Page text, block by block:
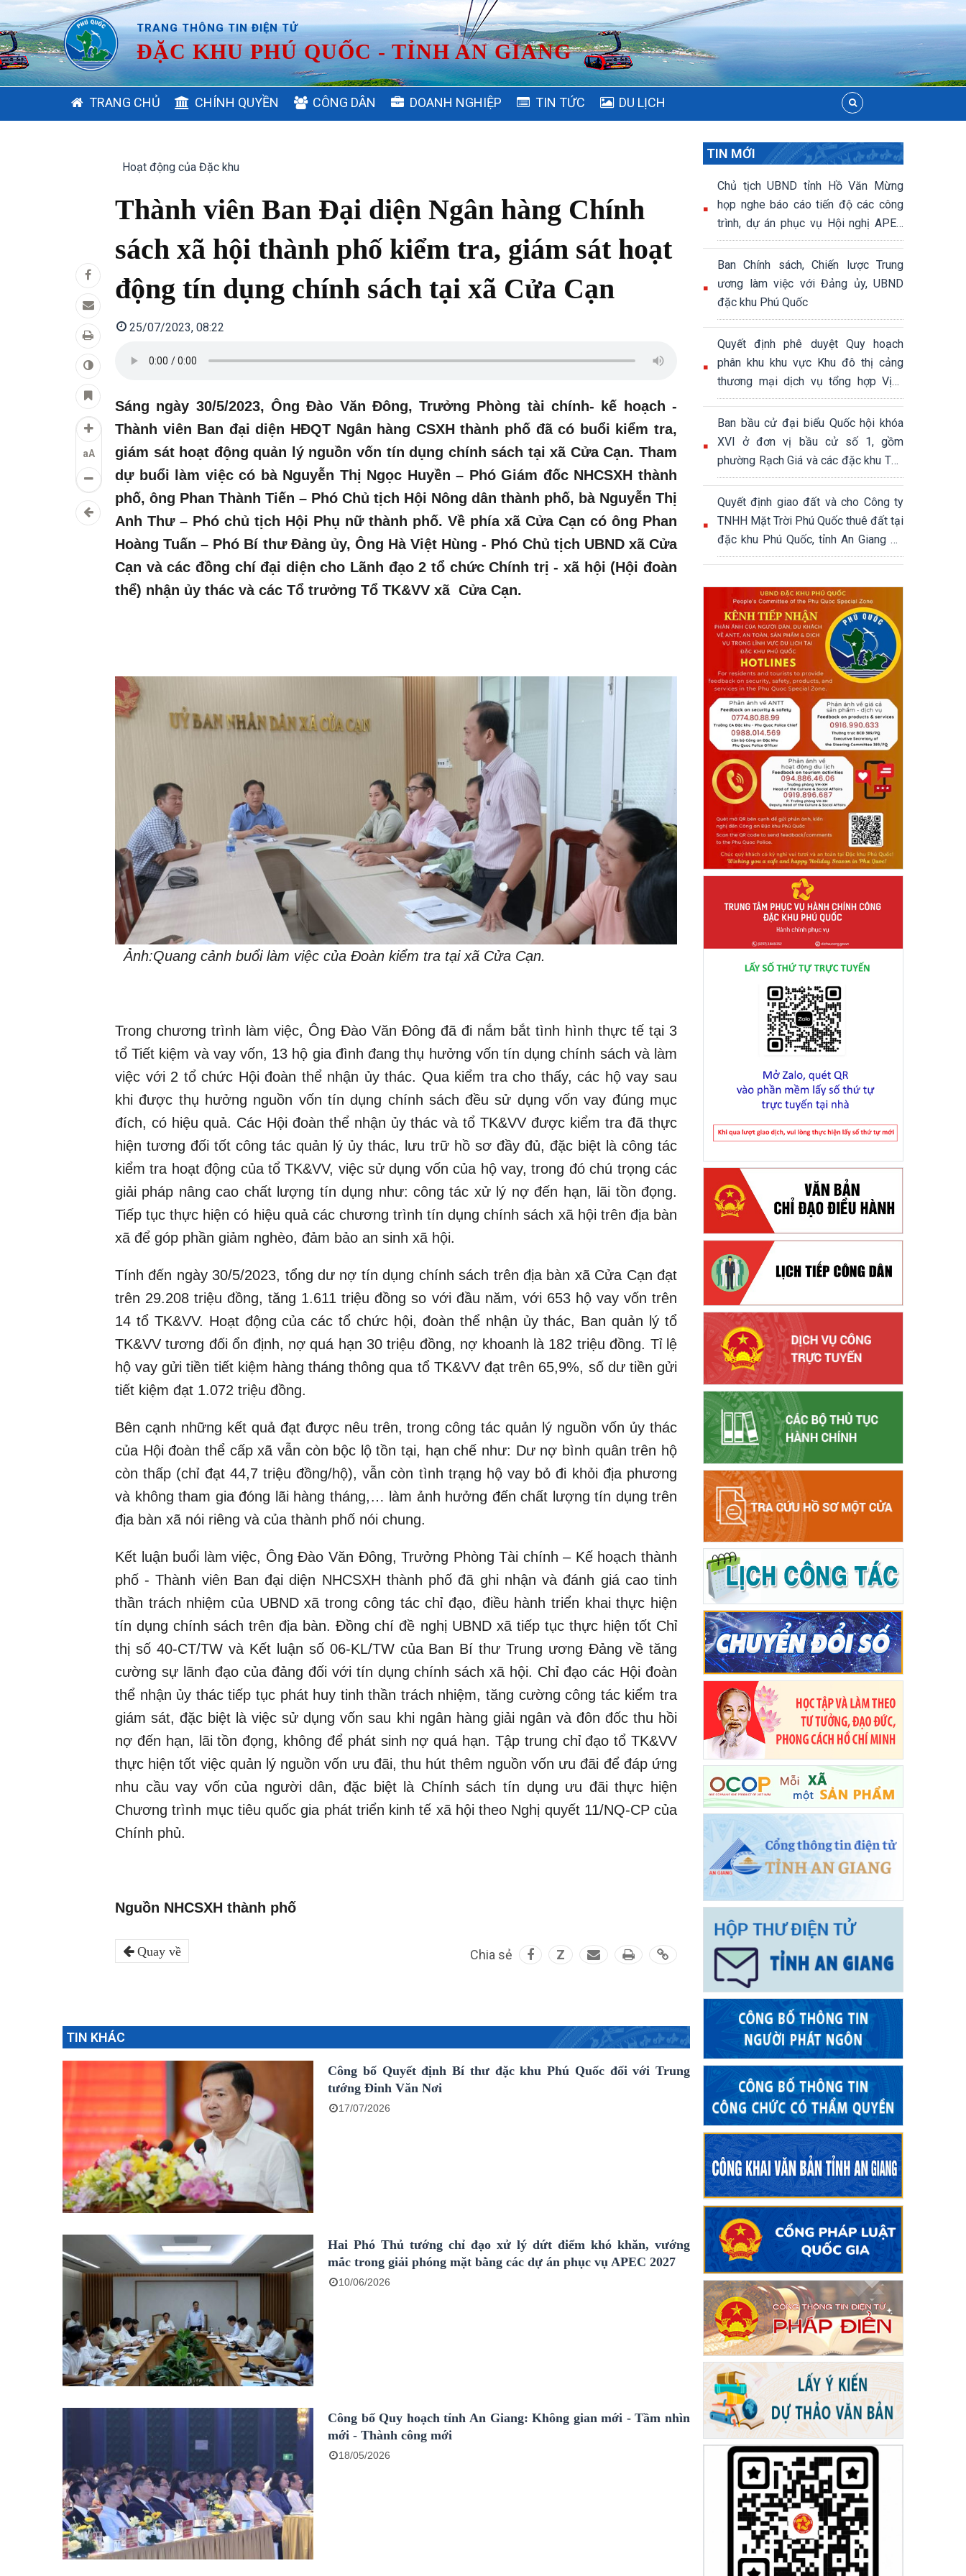
TRANG THÔNG TIN ĐIỆN TỬ
ĐẶC KHU PHÚ QUỐC - TỈNH AN GIANG
NAVIGATION
TRANG CHỦ CHÍNH QUYỀN CÔNG DÂN DOANH NGHIỆP TIN TỨC DU LỊCH
aA
Hoạt động của Đặc khu
Thành viên Ban Đại diện Ngân hàng Chính
sách xã hội thành phố kiểm tra, giám sát hoạt
động tín dụng chính sách tại xã Cửa Cạn
25/07/2023, 08:22
Sáng ngày 30/5/2023, Ông Đào Văn Đông, Trưởng Phòng tài chính- kế hoạch -
Thành viên Ban đại diện HĐQT Ngân hàng CSXH thành phố đã có buổi kiểm tra,
giám sát hoạt động quản lý nguồn vốn tín dụng chính sách tại xã Cửa Cạn. Tham
dự buổi làm việc có bà Nguyễn Thị Ngọc Huyền – Phó Giám đốc NHCSXH thành
phố, ông Phan Thành Tiến – Phó Chủ tịch Hội Nông dân thành phố, bà Nguyễn Thị
Anh Thư – Phó chủ tịch Hội Phụ nữ thành phố. Về phía xã Cửa Cạn có ông Phan
Hoàng Tuấn – Phó Bí thư Đảng ủy, Ông Hà Việt Hùng - Phó Chủ tịch UBND xã Cửa
Cạn và các đồng chí đại diện cho Lãnh đạo 2 tổ chức Chính trị - xã hội (Hội đoàn
thể) nhận ủy thác và các Tổ trưởng Tổ TK&VV xã Cửa Cạn.
Ảnh:Quang cảnh buổi làm việc của Đoàn kiểm tra tại xã Cửa Cạn.
Trong chương trình làm việc, Ông Đào Văn Đông đã đi nắm bắt tình hình thực tế tại 3
tổ Tiết kiệm và vay vốn, 13 hộ gia đình đang thụ hưởng vốn tín dụng chính sách và làm
việc với 2 tổ chức Hội đoàn thể nhận ủy thác. Qua kiểm tra cho thấy, các hộ vay sau
khi được thụ hưởng nguồn vốn tín dụng chính sách đều sử dụng vốn vay đúng mục
đích, có hiệu quả. Các Hội đoàn thể nhận ủy thác và tổ TK&VV được kiểm tra đã thực
hiện tương đối tốt công tác quản lý ủy thác, lưu trữ hồ sơ đầy đủ, đặc biệt là công tác
kiểm tra hoạt động của tổ TK&VV, việc sử dụng vốn của hộ vay, trong đó chú trọng các
giải pháp nâng cao chất lượng tín dụng như: công tác xử lý nợ đến hạn, lãi tồn đọng.
Tiếp tục thực hiện có hiệu quả các chương trình tín dụng chính sách xã hội trên địa bàn
xã để góp phần giảm nghèo, đảm bảo an sinh xã hội.
Tính đến ngày 30/5/2023, tổng dư nợ tín dụng chính sách trên địa bàn xã Cửa Cạn đạt
trên 29.208 triệu đồng, tăng 1.611 triệu đồng so với đầu năm, với 653 hộ vay vốn trên
14 tổ TK&VV. Hoạt động của các tổ chức hội, đoàn thể nhận ủy thác, Ban quản lý tổ
TK&VV tương đối ổn định, nợ quá hạn 30 triệu đồng, nợ khoanh là 182 triệu đồng. Tỉ lệ
hộ vay gửi tiền tiết kiệm hàng tháng thông qua tổ TK&VV đạt trên 65,9%, số dư tiền gửi
tiết kiệm đạt 1.072 triệu đồng.
Bên cạnh những kết quả đạt được nêu trên, trong công tác quản lý nguồn vốn ủy thác
của Hội đoàn thể cấp xã vẫn còn bộc lộ tồn tại, hạn chế như: Dư nợ bình quân trên hộ
còn thấp (chỉ đạt 44,7 triệu đồng/hộ), vẫn còn tình trạng hộ vay bỏ đi khỏi địa phương
và không tham gia đóng lãi hàng tháng,… làm ảnh hưởng đến chất lượng tín dụng trên
địa bàn xã nói riêng và của thành phố nói chung.
Kết luận buổi làm việc, Ông Đào Văn Đông, Trưởng Phòng Tài chính – Kế hoạch thành
phố - Thành viên Ban đại diện NHCSXH thành phố đã ghi nhận và đánh giá cao tinh
thần trách nhiệm của UBND xã trong công tác chỉ đạo, điều hành triển khai thực hiện
tín dụng chính sách trên địa bàn. Đồng chí đề nghị UBND xã tiếp tục thực hiện tốt Chỉ
thị số 40-CT/TW và Kết luận số 06-KL/TW của Ban Bí thư Trung ương Đảng về tăng
cường sự lãnh đạo của đảng đối với tín dụng chính sách xã hội. Chỉ đạo các Hội đoàn
thể nhận ủy thác tiếp tục phát huy tinh thần trách nhiệm, tăng cường công tác kiểm tra
giám sát, đặc biệt là việc sử dụng vốn sau khi ngân hàng giải ngân và đôn đốc thu hồi
nợ đến hạn, lãi tồn đọng, không để phát sinh nợ quá hạn. Tập trung chỉ đạo tổ TK&VV
thực hiện tốt việc quản lý nguồn vốn ưu đãi, thu hút thêm nguồn vốn ưu đãi để đáp ứng
nhu cầu vay vốn của người dân, đặc biệt là Chính sách tín dụng ưu đãi thực hiện
Chương trình mục tiêu quốc gia phát triển kinh tế xã hội theo Nghị quyết 11/NQ-CP của
Chính phủ.
Nguồn NHCSXH thành phố
Quay về Chia sẻ Z
TIN KHÁC
Công bố Quyết định Bí thư đặc khu Phú Quốc đối với Trung
tướng Đinh Văn Nơi
17/07/2026
Hai Phó Thủ tướng chỉ đạo xử lý dứt điểm khó khăn, vướng
mắc trong giải phóng mặt bằng các dự án phục vụ APEC 2027
10/06/2026
Công bố Quy hoạch tỉnh An Giang: Không gian mới - Tầm nhìn
mới - Thành công mới
18/05/2026
TIN MỚI
Chủ tịch UBND tỉnh Hồ Văn Mừng
họp nghe báo cáo tiến độ các công
trình, dự án phục vụ Hội nghị APEC
2027
Ban Chính sách, Chiến lược Trung
ương làm việc với Đảng ủy, UBND
đặc khu Phú Quốc
Quyết định phê duyệt Quy hoạch
phân khu khu vực Khu đô thị cảng
thương mại dịch vụ tổng hợp Vịnh
Đầm, đặc khu Phú Quốc, tỉnh An
Giang, tỷ lệ 1/2000, quy mô khoảng
339,04 ha
Ban bầu cử đại biểu Quốc hội khóa
XVI ở đơn vị bầu cử số 1, gồm
phường Rạch Giá và các đặc khu Thổ
Châu, Phú Quốc
Quyết định giao đất và cho Công ty
TNHH Mặt Trời Phú Quốc thuê đất tại
đặc khu Phú Quốc, tỉnh An Giang để
thực hiện Dự án Khu đô thị hỗn hợp